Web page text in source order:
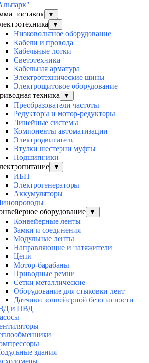
поставок
▼
▼
Низковольтное оборудование
Кабели и провода
Кабельные лотки
Светотехника
Кабельная арматура
Электротехнические шины
Электрощитовое оборудование
техника
▼
Преобразователи частоты
Редукторы и мотор-редукторы
Линейные системы
Компоненты автоматизации
Электродвигатели
Втулки шестерни муфты
Подшипники
▼
ИБП
Электрогенераторы
Аккумуляторы
оборудование
▼
Конвейерные ленты
Замки и соединения
Модульные ленты
Направляющие и натяжители
Цепи
Мотор-барабаны
Приводные ремни
Сетки металлические
Оборудование для стыковки лент
Датчики конвейерной безопасности
и ПВД
здания